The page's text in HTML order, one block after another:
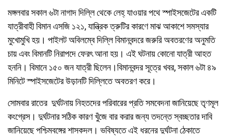
মঙ্গলবার সকাল ৬টা নাগাদ দিল্লি থেকে লেহ্‌ যাওয়ার পথে স্পাইসজেটের একটি
যাত্রীবাহী বিমান এসজি ১২১, যান্ত্রিক ত্রুটির কারণে মাঝ আকাশে সমস্যার
মুখোমুখি হয়। পাইলট অবিলম্বে দিল্লি বিমানবন্দরে জরুরি অবতরণের অনুমতি
চায় এবং বিমানটি নিরাপদে ফেরৎ আনা হয়। এই ঘটনায় কোনো যাত্রী আহত
হননি। বিমানে ১৫০ জন যাত্রী ছিলেন।বিমানবন্দর সূত্রে খবর, সকাল ৬টা ৪৯
মিনিটে স্পাইসজেটের উড়ানটি দিল্লিতে অবতরণ করে।
সোমবার রাতের দুর্ঘটনায় নিহতদের পরিবারের প্রতি সমবেদনা জানিয়েছে তৃণমূল
কংগ্রেস। দুর্ঘটনার সঠিক কারণ খুঁজে বার করার জন্য তদন্তে স্বচ্ছতার দাবি
জানিয়েছে পশ্চিমবঙ্গের শাসকদল। ভবিষ্যতে এই ধরনের দুর্ঘটনা ঠেকাতে